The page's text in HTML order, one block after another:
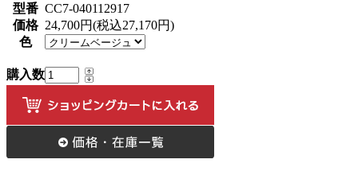
型番 CC7-040112917
価格 24,700円(税込27,170円)
色
購入数